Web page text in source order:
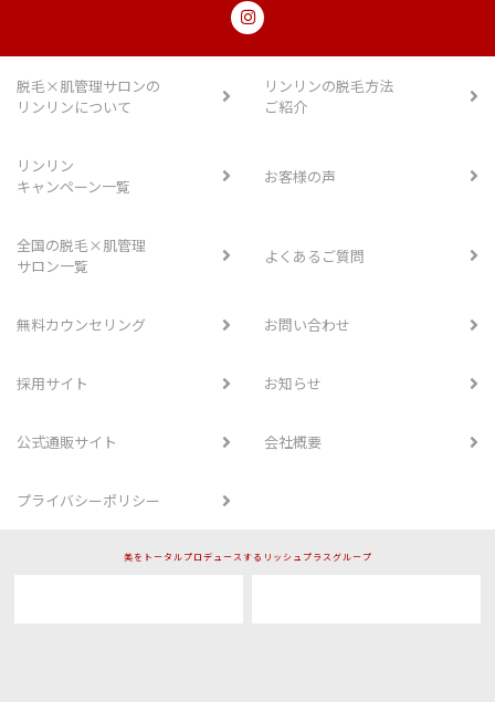
脱毛×肌管理サロンの
リンリンについて
リンリンの脱毛方法
ご紹介
リンリン
キャンペーン一覧
お客様の声
全国の脱毛×肌管理
サロン一覧
よくあるご質問
無料カウンセリング お問い合わせ
採用サイト お知らせ
公式通販サイト 会社概要
プライバシーポリシー
美をトータルプロデュースするリッシュプラスグループ